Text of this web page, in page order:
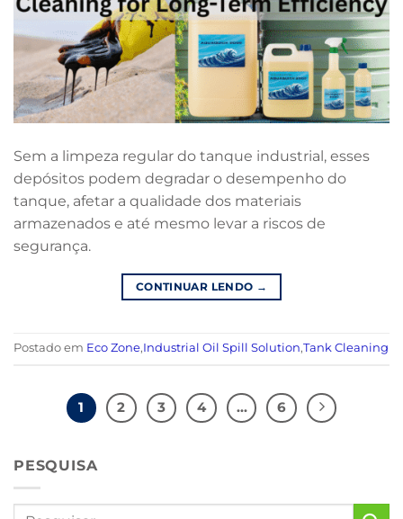
Sem a limpeza regular do tanque industrial, esses
depósitos podem degradar o desempenho do
tanque, afetar a qualidade dos materiais
armazenados e até mesmo levar a riscos de
segurança.
CONTINUAR LENDO →
Postado em Eco Zone,Industrial Oil Spill Solution,Tank Cleaning
1 2 3 4 ... 6
PESQUISA